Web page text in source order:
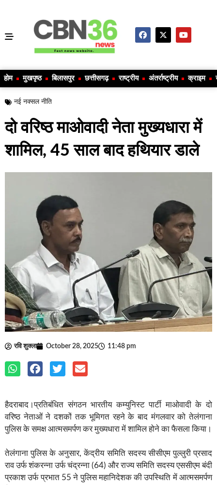
होम मुखपृष्ठ बिलासपुर छत्तीसगढ़ राष्ट्रीय अंतर्राष्ट्रीय क्राइम
नई नक्सल नीति
दो वरिष्ठ माओवादी नेता मुख्यधारा में
शामिल, 45 साल बाद हथियार डाले
रवि शुक्ला October 28, 2025 11:48 pm
हैदराबाद।प्रतिबंधित संगठन भारतीय कम्युनिस्ट पार्टी माओवादी के दो
वरिष्ठ नेताओं ने दशकों तक भूमिगत रहने के बाद मंगलवार को तेलंगाना
पुलिस के समक्ष आत्मसमर्पण कर मुख्यधारा में शामिल होने का फैसला किया।
तेलंगाना पुलिस के अनुसार, केंद्रीय समिति सदस्य सीसीएम पुल्लुरी प्रसाद
राव उर्फ ​​शंकरन्ना उर्फ ​​चंद्रन्ना (64) और राज्य समिति सदस्य एससीएम बंदी
प्रकाश उर्फ ​​प्रभात 55 ने पुलिस महानिदेशक की उपस्थिति में आत्मसमर्पण